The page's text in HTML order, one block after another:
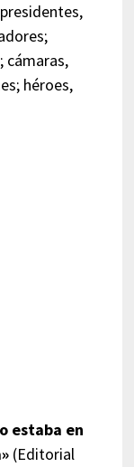
cámaras,
héroes,
estaba en
(Editorial